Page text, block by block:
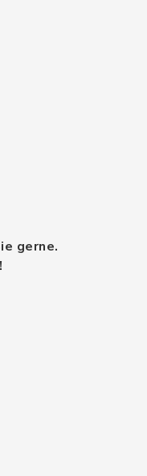
gerne.